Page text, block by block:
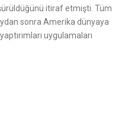
itiraf etmişti. Tüm
sonra Amerika dünyaya
uygulamaları